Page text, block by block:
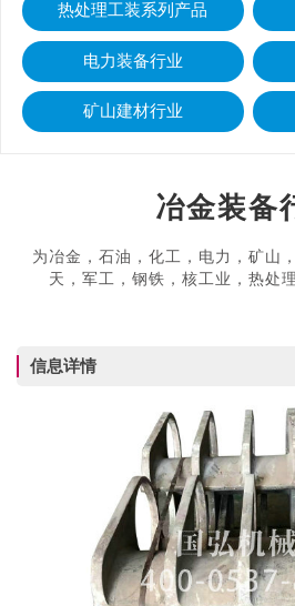
热处理工装系列产品
电力装备行业
矿山建材行业
冶金装备
为冶金，石油，化工，电力，矿山
天，军工，钢铁，核工业，热处
信息详情